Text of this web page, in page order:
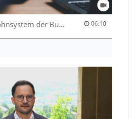
Das optimierte Lohnsystem der Bundesverwaltung 06:10